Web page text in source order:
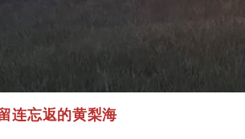
连忘返的黄梨海